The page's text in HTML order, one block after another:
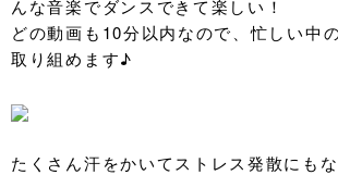
んな音楽でダンスできて楽しい！
どの動画も10分以内なので、忙しい中
取り組めます♪
たくさん汗をかいてストレス発散にも